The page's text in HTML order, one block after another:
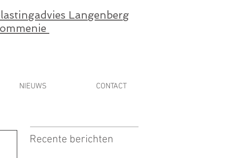
Langenberg
NIEUWS CONTACT
Recente berichten